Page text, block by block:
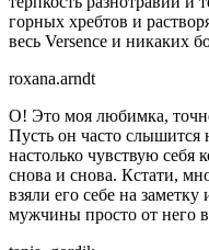
горных хребтов и
весь Versence и никаких
roxana.arndt
О! Это моя любимка,
Пусть он часто
настолько чувствую себя
снова и снова. Кстати,
взяли его себе на
мужчины просто от него в